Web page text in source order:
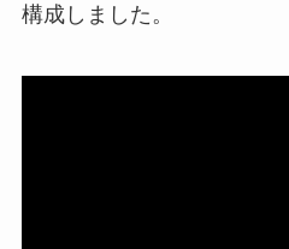
構成しました。